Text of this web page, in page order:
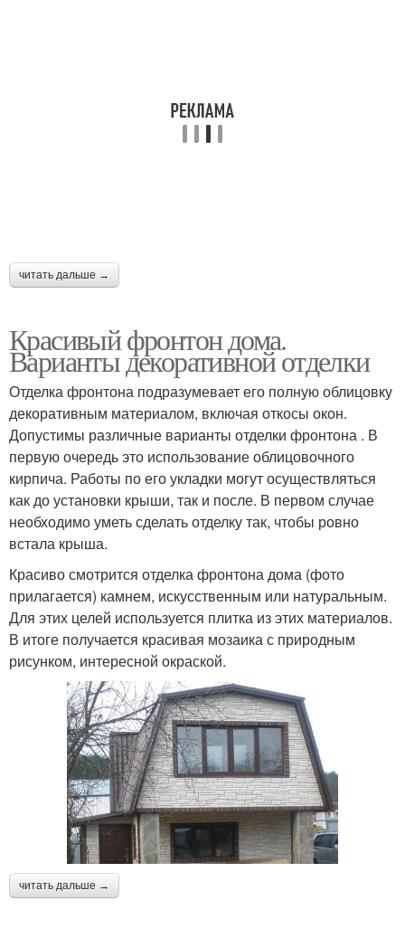
читать дальше →
Красивый фронтон дома.
Варианты декоративной отделки
Отделка фронтона подразумевает его полную облицовку
декоративным материалом, включая откосы окон.
Допустимы различные варианты отделки фронтона . В
первую очередь это использование облицовочного
кирпича. Работы по его укладки могут осуществляться
как до установки крыши, так и после. В первом случае
необходимо уметь сделать отделку так, чтобы ровно
встала крыша.
Красиво смотрится отделка фронтона дома (фото
прилагается) камнем, искусственным или натуральным.
Для этих целей используется плитка из этих материалов.
В итоге получается красивая мозаика с природным
рисунком, интересной окраской.
читать дальше →